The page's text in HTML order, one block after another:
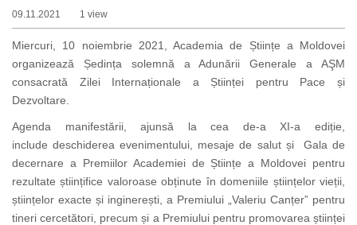
09.11.2021 1 view
Miercuri, 10 noiembrie 2021, Academia de Științe a Moldovei
organizează Ședința solemnă a Adunării Generale a AŞM
consacrată Zilei Internaționale a Științei pentru Pace și
Dezvoltare.
Agenda manifestării, ajunsă la cea de-a XI-a ediție,
include deschiderea evenimentului, mesaje de salut și Gala de
decernare a Premiilor Academiei de Științe a Moldovei pentru
rezultate științifice valoroase obținute în domeniile științelor vieții,
științelor exacte și inginerești, a Premiului „Valeriu Canțer” pentru
tineri cercetători, precum și a Premiului pentru promovarea științei